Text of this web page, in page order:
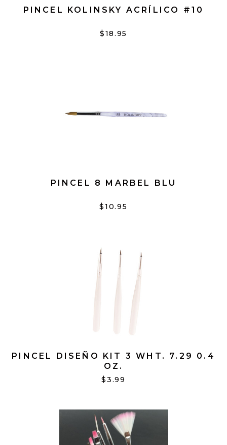
PINCEL KOLINSKY ACRÍLICO #10
$18.95
PINCEL 8 MARBEL BLU
$10.95
PINCEL DISEÑO KIT 3 WHT. 7.29 0.4
OZ.
$3.99